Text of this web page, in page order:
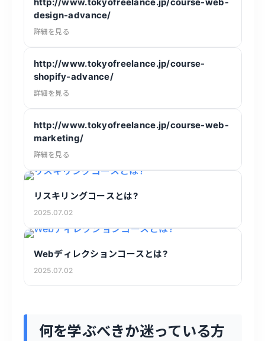
design-advance/
詳細を見る
http://www.tokyofreelance.jp/course-
shopify-advance/
詳細を見る
http://www.tokyofreelance.jp/course-web-
marketing/
詳細を見る
リスキリングコースとは?
2025.07.02
Webディレクションコースとは?
2025.07.02
何を学ぶべきか迷っている方